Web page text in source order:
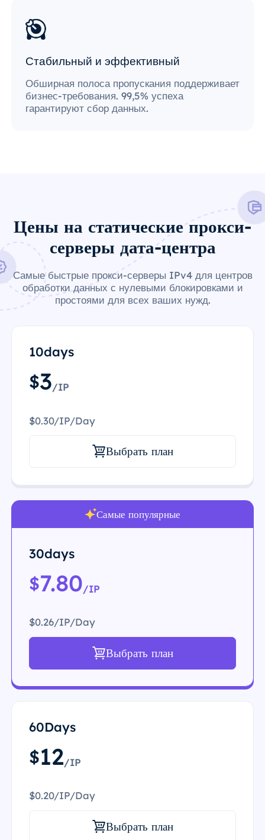
Стабильный и эффективный
Обширная полоса пропускания поддерживает
бизнес-требования. 99,5% успеха
гарантируют сбор данных.
Цены на статические прокси-
серверы дата-центра
Самые быстрые прокси-серверы IPv4 для центров
обработки данных с нулевыми блокировками и
простоями для всех ваших нужд.
10days
$3/IP
$0.30/IP/Day
Выбрать план
Самые популярные
30days
$7.80/IP
$0.26/IP/Day
Выбрать план
60Days
$12/IP
$0.20/IP/Day
Выбрать план